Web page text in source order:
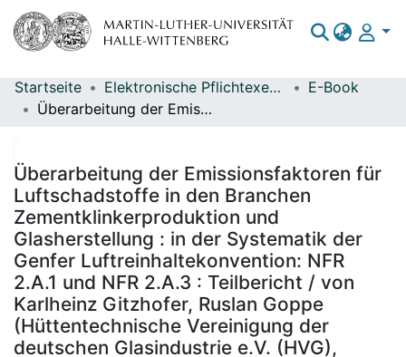
Bereiche & Sammlungen
Statistiken
Startseite Elektronische Pflichtexemplare
E-Book
Überarbeitung der Emissionsfaktoren für Luftschadstoffe in den Branchen Zementklinkerproduktion und Glasherstellung : in der Systematik der Genfer Luftreinhaltekonvention: NFR 2.A.1 und NFR 2.A.3 : Teilbericht / von Karlheinz Gitzhofer, Ruslan Goppe (Hüttentechnische Vereinigung der deutschen Glasindustrie e.V. (HVG), Offenbach am Main) ; im Auftrag des Umweltbundesamtes ; Herausgeber: Umweltbundesamt ; Durchführung der Studie: Hüttentechnische Vereinigung der deutschen Glasindustrie e. V. ; Redaktion: Fachgebiet III 2.2 Ressourcenschonung, Stoffkreisläufe, Mineral- und Metallindustrie Sandra Leuthold; Fachgebiet V 1.6 Emissionssituation Robert Kludt
Überarbeitung der Emissionsfaktoren für
Luftschadstoffe in den Branchen
Zementklinkerproduktion und
Glasherstellung : in der Systematik der
Genfer Luftreinhaltekonvention: NFR
2.A.1 und NFR 2.A.3 : Teilbericht / von
Karlheinz Gitzhofer, Ruslan Goppe
(Hüttentechnische Vereinigung der
deutschen Glasindustrie e.V. (HVG),